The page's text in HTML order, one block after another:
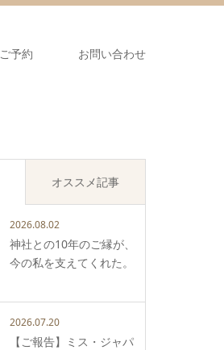
ご予約 お問い合わせ
オススメ記事
2026.08.02
神社との10年のご縁が、
今の私を支えてくれた。
2026.07.20
【ご報告】ミス・ジャパ